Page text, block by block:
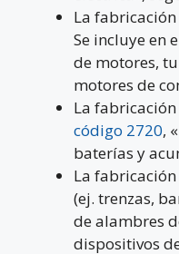
La
Se incluye en
de motores,
motores de
La
código 2720,
baterías y
La
(ej. trenzas,
de alambres
dispositivos